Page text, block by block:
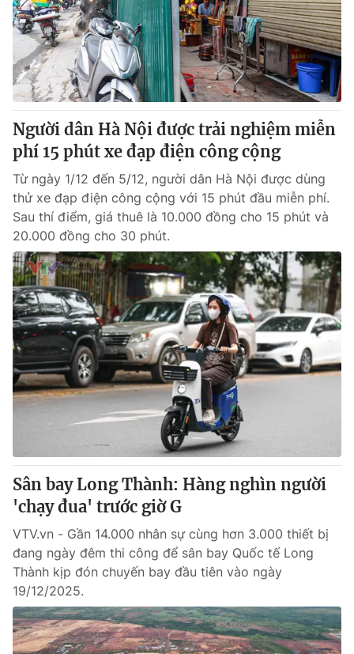
Người dân Hà Nội được trải nghiệm miễn
phí 15 phút xe đạp điện công cộng
Từ ngày 1/12 đến 5/12, người dân Hà Nội được dùng
thử xe đạp điện công cộng với 15 phút đầu miễn phí.
Sau thí điểm, giá thuê là 10.000 đồng cho 15 phút và
20.000 đồng cho 30 phút.
Sân bay Long Thành: Hàng nghìn người
'chạy đua' trước giờ G
VTV.vn - Gần 14.000 nhân sự cùng hơn 3.000 thiết bị
đang ngày đêm thi công để sân bay Quốc tế Long
Thành kịp đón chuyến bay đầu tiên vào ngày
19/12/2025.